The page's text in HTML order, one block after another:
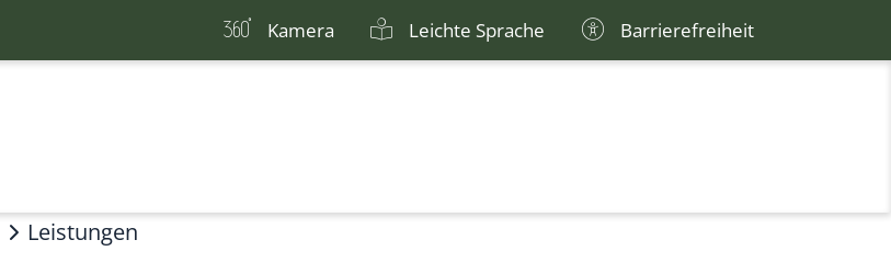
Kamera Leichte Sprache Barrierefreiheit
Leistungen